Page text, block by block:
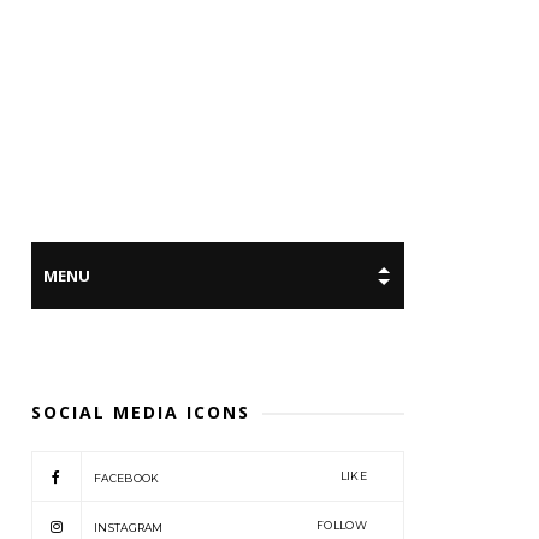
SOCIAL MEDIA ICONS
FACEBOOK LIKE
INSTAGRAM FOLLOW